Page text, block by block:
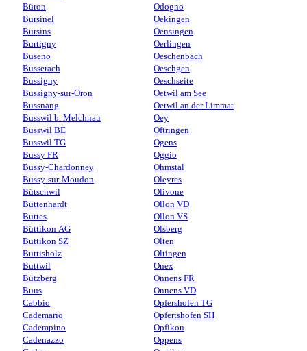
Büron
Bursinel
Bursins
Burtigny
Buseno
Büsserach
Bussigny
Bussigny-sur-Oron
Bussnang
Busswil b. Melchnau
Busswil BE
Busswil TG
Bussy FR
Bussy-Chardonney
Bussy-sur-Moudon
Bütschwil
Büttenhardt
Buttes
Büttikon AG
Buttikon SZ
Buttisholz
Buttwil
Bützberg
Buus
Cabbio
Cademario
Cadempino
Cadenazzo
Odogno
Oekingen
Oensingen
Oerlingen
Oeschenbach
Oeschgen
Oeschseite
Oetwil am See
Oetwil an der Limmat
Oey
Oftringen
Ogens
Oggio
Ohmstal
Oleyres
Olivone
Ollon VD
Ollon VS
Olsberg
Olten
Oltingen
Onex
Onnens FR
Onnens VD
Opfershofen TG
Opfertshofen SH
Opfikon
Oppens